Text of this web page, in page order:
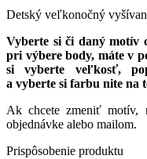
Detský veľkonočný
Vyberte si či daný motív
pri výbere body, máte v
si vyberte veľkosť,
a vyberte si farbu nite na
Ak chcete zmeniť motív,
objednávke alebo mailom.
Prispôsobenie produktu